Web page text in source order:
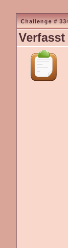
Challenge #
Verfasst